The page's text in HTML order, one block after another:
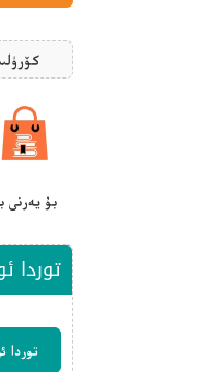
بۇ يەرنى
توردا